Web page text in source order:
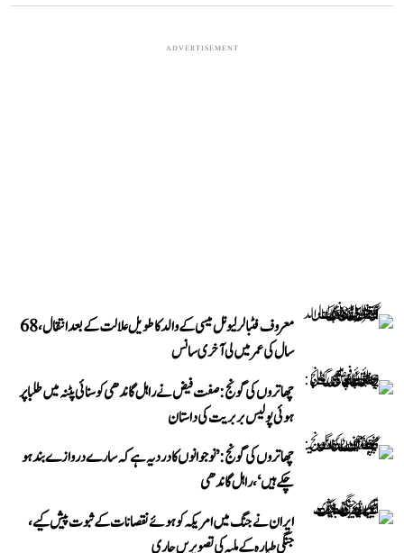
ADVERTISEMENT
معروف فٹبالر لیونل میسی کے والد کا طویل علالت کے بعد انتقال، 68
سال کی عمر میں لی آخری سانس
چھاتروں کی گونج: صفت فیض نے راہل گاندھی کو سنائی پٹنہ میں طلبا پر
ہوئی پولیس بربریت کی داستان
چھاتروں کی گونج: ’نوجوانوں کا درد یہ ہے کہ سارے دروازے بند ہو
چکے ہیں‘، راہل گاندھی
ایران نے جنگ میں امریکہ کو ہوئے نقصانات کے ثبوت پیش کیے،
جنگی طیارہ کے ملبہ کی تصویریں جاری